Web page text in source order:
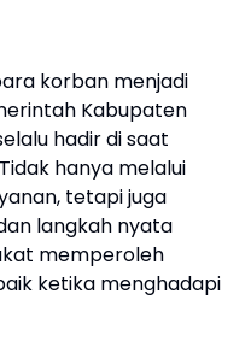
korban menjadi
Kabupaten
hadir di saat
hanya melalui
tetapi juga
langkah nyata
memperoleh
ketika menghadapi